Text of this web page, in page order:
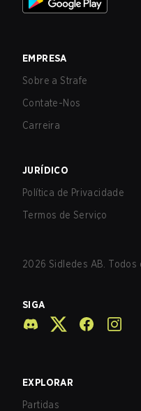
EMPRESA
Sobre a Strafe
Contate-Nos
Carreira
JURÍDICO
Política de Privacidade
Termos de Serviço
2026 Sidledes AB.
SIGA
EXPLORAR
Partidas